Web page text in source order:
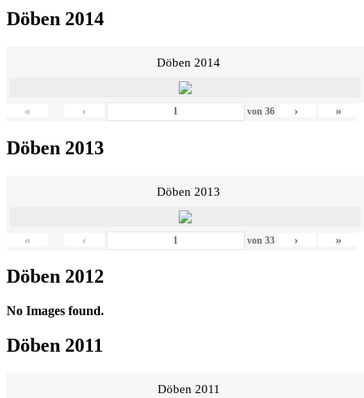
Döben 2014
Döben 2014
« ‹ von 36 › »
Döben 2013
Döben 2013
« ‹ von 33 › »
Döben 2012
No Images found.
Döben 2011
Döben 2011